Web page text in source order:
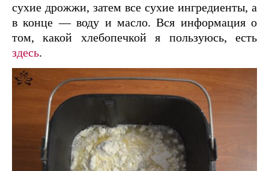
сухие дрожжи, затем все сухие ингредиенты, а
в конце — воду и масло. Вся информация о
том, какой хлебопечкой я пользуюсь, есть
здесь.